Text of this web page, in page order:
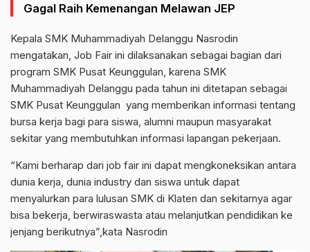
Gagal Raih Kemenangan Melawan JEP
Kepala SMK Muhammadiyah Delanggu Nasrodin
mengatakan, Job Fair ini dilaksanakan sebagai bagian dari
program SMK Pusat Keunggulan, karena SMK
Muhammadiyah Delanggu pada tahun ini ditetapan sebagai
SMK Pusat Keunggulan yang memberikan informasi tentang
bursa kerja bagi para siswa, alumni maupun masyarakat
sekitar yang membutuhkan informasi lapangan pekerjaan.
“Kami berharap dari job fair ini dapat mengkoneksikan antara
dunia kerja, dunia industry dan siswa untuk dapat
menyalurkan para lulusan SMK di Klaten dan sekitarnya agar
bisa bekerja, berwiraswasta atau melanjutkan pendidikan ke
jenjang berikutnya”,kata Nasrodin